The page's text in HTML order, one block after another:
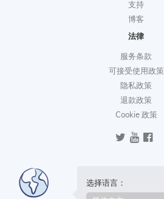
支持
博客
法律
服务条款
可接受使用政策
隐私政策
退款政策
Cookie 政策
选择语言：